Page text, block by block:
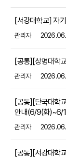
[서강대학교] 자
관리자
[공통][상명대학
관리자
[공통][단국대학
안내(6/9(화)~6/
관리자
[공통][서강대학